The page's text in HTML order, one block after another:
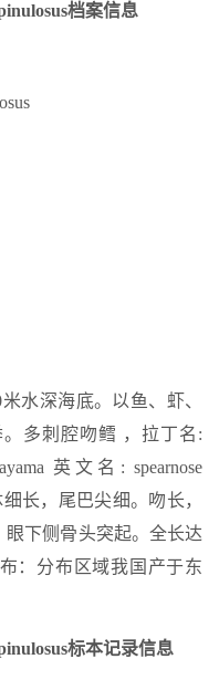
档案信息
水深海底。以鱼、虾、
多刺腔吻鳕 ，拉丁名:
英文名: spearnose
长，尾巴尖细。吻长，
下侧骨头突起。全长达
：分布区域我国产于东
标本记录信息